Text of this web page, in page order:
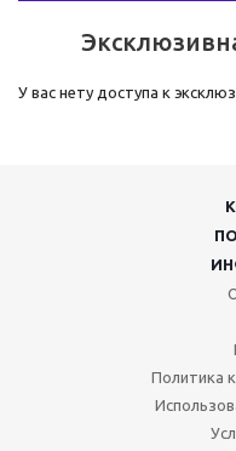
У вас нету доступа к
Политика